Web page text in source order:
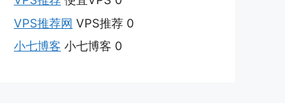
VPS推荐网 VPS推荐 0
小七博客 小七博客 0